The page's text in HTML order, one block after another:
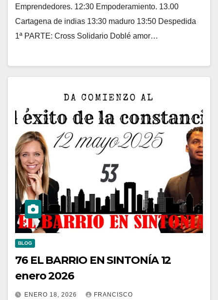
Emprendedores. 12:30 Empoderamiento. 13.00
Cartagena de indias 13:30 maduro 13:50 Despedida
1ª PARTE: Cross Solidario Doblé amor…
BLOG
76 EL BARRIO EN SINTONÍA 12
enero 2026
ENERO 18, 2026 FRANCISCO